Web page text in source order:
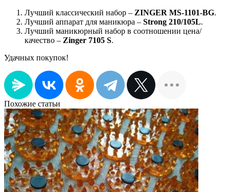
Лучший классический набор – ZINGER MS-1101-BG.
Лучший аппарат для маникюра – Strong 210/105L.
Лучший маникюрный набор в соотношении цена/
качество – Zinger 7105 S.
Удачных покупок!
Похожие статьи